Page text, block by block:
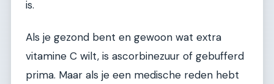
is.
Als je gezond bent en gewoon wat extra
vitamine C wilt, is ascorbinezuur of gebufferd
prima. Maar als je een medische reden hebt